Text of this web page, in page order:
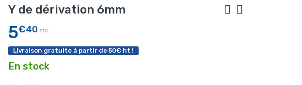
Y de dérivation 6mm
5€40 TTC
Livraison gratuite à partir de 50€ ht !
En stock